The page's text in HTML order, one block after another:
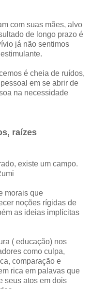
com suas mães, alvo
de longo prazo é
já não sentimos
é cheia de ruídos,
em se abrir de
na necessidade
raízes
existe um campo.
morais que
noções rígidas de
as ideias implícitas
( educação) nos
como culpa,
comparação e
rica em palavas que
seus atos em dois